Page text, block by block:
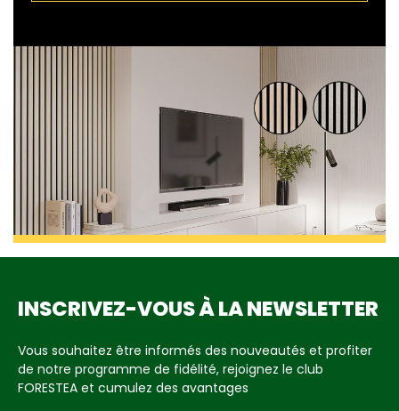
INSCRIVEZ-VOUS À LA NEWSLETTER
Vous souhaitez être informés des nouveautés et profiter
de notre programme de fidélité, rejoignez le club
FORESTEA et cumulez des avantages